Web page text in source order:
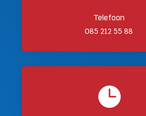
Telefoon
085 212 55 88
